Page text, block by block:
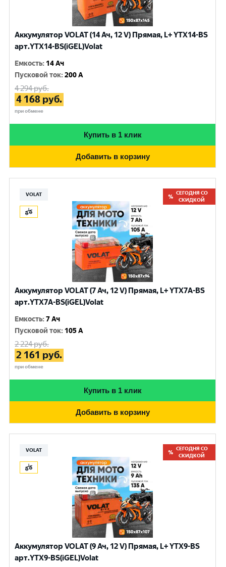
Аккумулятор VOLAT (14 Ач, 12 V) Прямая, L+ YTX14-BS
арт.YTX14-BS(iGEL)Volat
Емкость: 14 Ач
Пусковой ток:200 A
4 294руб.
4 168 руб.
при обмене
Купить в 1 клик
Добавить в корзину
VOLAT
СЕГОДНЯ СО
СКИДКОЙ
Аккумулятор VOLAT (7 Ач, 12 V) Прямая, L+ YTX7A-BS
арт.YTX7A-BS(iGEL)Volat
Емкость:7 Ач
Пусковой ток: 105 A
2 224руб.
2 161 руб.
при обмене
Купить в 1 клик
Добавить в корзину
VOLAT
СЕГОДНЯ СО
СКИДКОЙ
Аккумулятор VOLAT (9 Ач, 12 V) Прямая, L+ YTX9-BS
арт.YTX9-BS(iGEL)Volat